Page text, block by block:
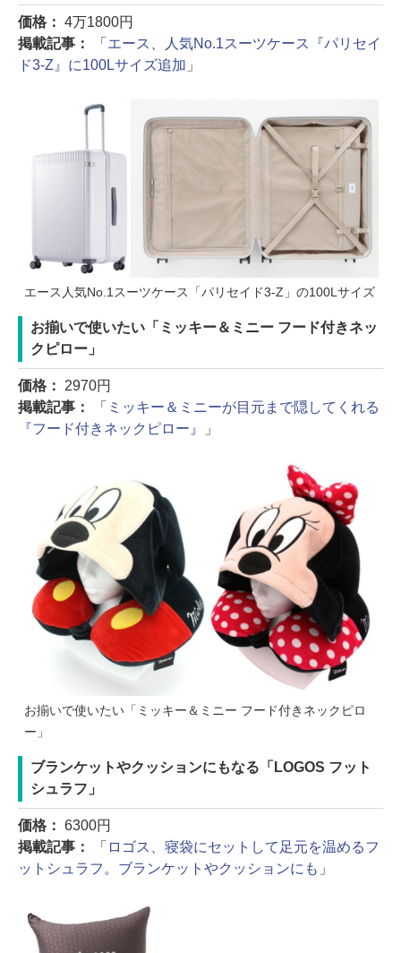
価格： 4万1800円
掲載記事：
「 エース、人気No.1スーツケース『パリセイ
ド3-Z』に100Lサイズ追加 」
エース人気No.1スーツケース「パリセイド3-Z」の100Lサイズ
お揃いで使いたい「ミッキー＆ミニー フード付きネッ
クピロー」
価格： 2970円
掲載記事：
「 ミッキー＆ミニーが目元まで隠してくれる
『フード付きネックピロー』
」
お揃いで使いたい「ミッキー＆ミニー フード付きネックピロ
ー」
ブランケットやクッションにもなる「LOGOS フット
シュラフ」
価格： 6300円
掲載記事：
「 ロゴス、寝袋にセットして足元を温めるフ
ットシュラフ。ブランケットやクッションにも 」